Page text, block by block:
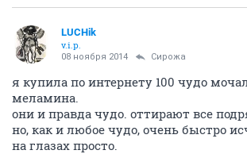
LUCHik
v.i.p.
08 ноября 2014 Сирожа
я купила по интернету 100 чудо
меламина.
они и правда чудо. оттирают все
но, как и любое чудо, очень быстро
на глазах просто.